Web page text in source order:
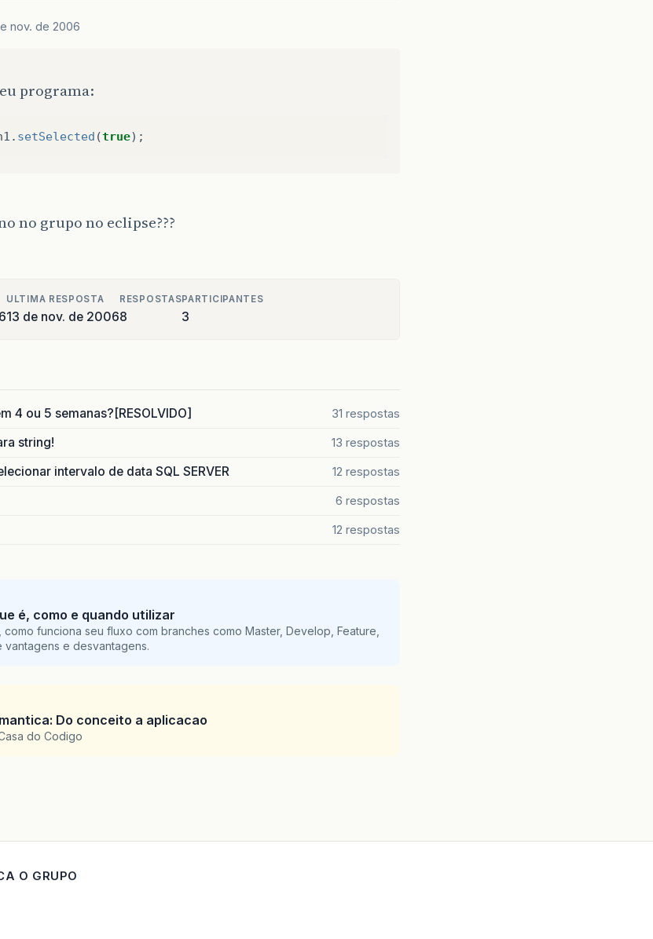
nov. de 2006
programa:
. setSelected (true);
no grupo no eclipse???
ULTIMA RESPOSTA
13 de nov. de 2006
RESPOSTAS
8
PARTICIPANTES
3
4 ou 5 semanas?[RESOLVIDO] 31 respostas
string! 13 respostas
intervalo de data SQL SERVER 12 respostas
6 respostas
12 respostas
é, como e quando utilizar
como funciona seu fluxo com branches como Master, Develop, Feature,
e desvantagens.
Do conceito a aplicacao
do Codigo
O GRUPO